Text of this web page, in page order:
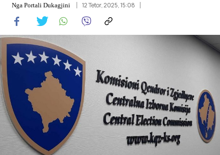
Pikëpamje
Art Jete
Kulturë
Showbiz
Ekonomi
Nga Portali Dukagjini 12 Tetor, 2025, 15:08